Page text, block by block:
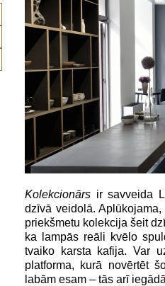
Kolekcionārs ir savveida
dzīvā veidolā.
priekšmetu kolekcija šeit
ka lampās reāli kvēlo
tvaiko karsta kafija. Var
platforma, kurā novērtēt
labām esam – tās arī